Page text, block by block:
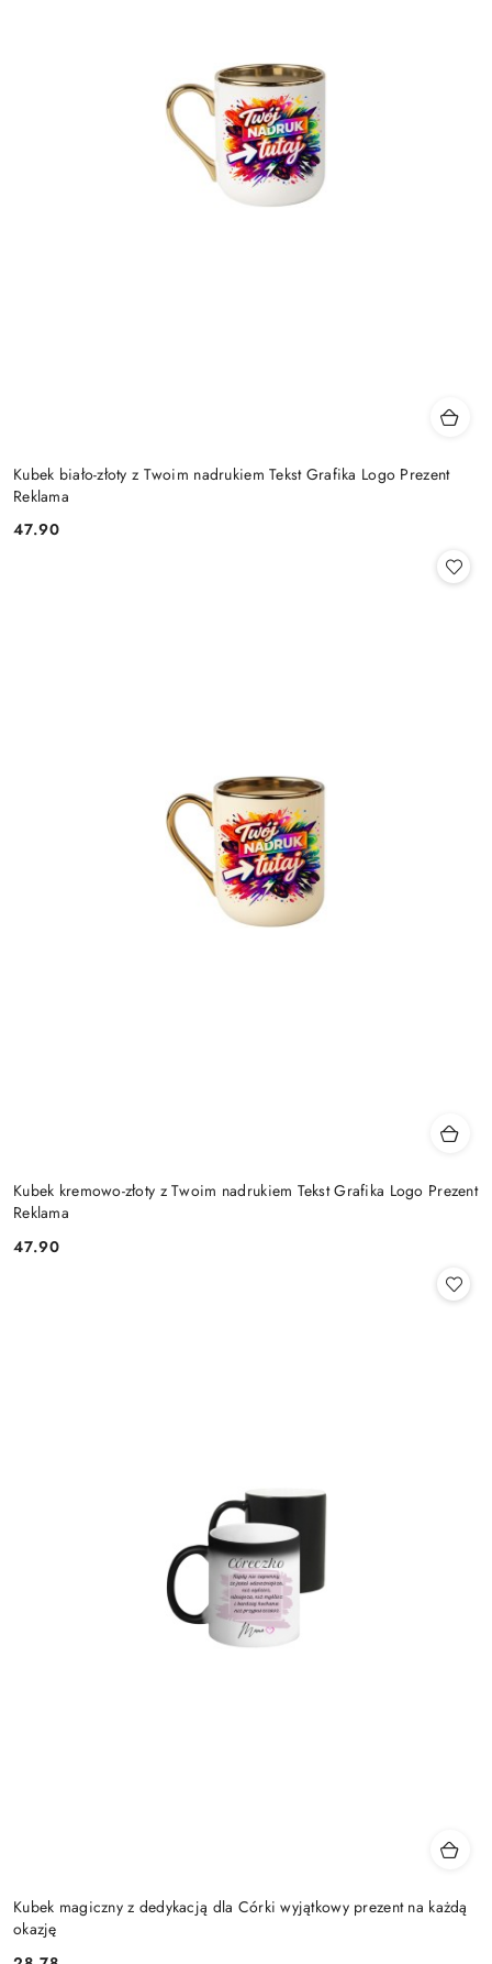
Kubek biało-złoty z Twoim nadrukiem Tekst Grafika Logo Prezent
Reklama
Cena:
47.90
Kubek kremowo-złoty z Twoim nadrukiem Tekst Grafika Logo Prezent
Reklama
Cena:
47.90
Kubek magiczny z dedykacją dla Córki wyjątkowy prezent na każdą
okazję